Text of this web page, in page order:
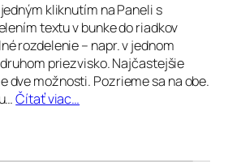
kliknutím na Paneli s
textu v bunke do riadkov
rozdelenie – napr. v jednom
priezvisko. Najčastejšie
dve možnosti. Pozrieme sa na obe.
Čítať viac…